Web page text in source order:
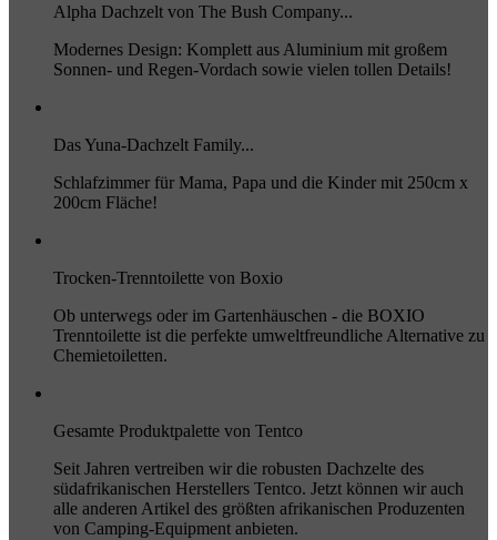
Alpha Dachzelt von The Bush Company...
Modernes Design: Komplett aus Aluminium mit großem
Sonnen- und Regen-Vordach sowie vielen tollen Details!
Das Yuna-Dachzelt Family...
Schlafzimmer für Mama, Papa und die Kinder mit 250cm x
200cm Fläche!
Trocken-Trenntoilette von Boxio
Ob unterwegs oder im Gartenhäuschen - die BOXIO
Trenntoilette ist die perfekte umweltfreundliche Alternative zu
Chemietoiletten.
Gesamte Produktpalette von Tentco
Seit Jahren vertreiben wir die robusten Dachzelte des
südafrikanischen Herstellers Tentco. Jetzt können wir auch
alle anderen Artikel des größten afrikanischen Produzenten
von Camping-Equipment anbieten.